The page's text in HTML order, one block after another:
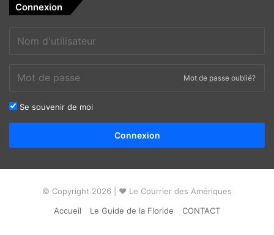
Connexion
Mot de passe oublié?
Se souvenir de moi
Connexion
© Copyright 2026 | ❤ Le Courrier des Amériques
Accueil
Le Guide de la Floride CONTACT